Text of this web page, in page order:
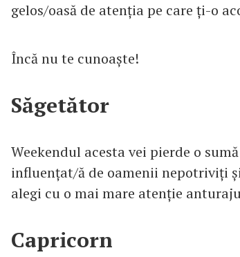
gelos/oasă de atenția pe care ți-o
Încă nu te cunoaște!
Săgetător
Weekendul acesta vei pierde o
influențat/ă de oamenii nepotriviți
alegi cu o mai mare atenție
Capricorn